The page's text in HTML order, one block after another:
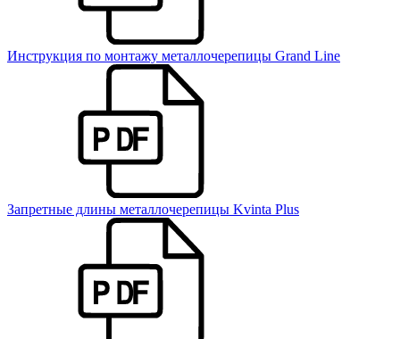
Инструкция по монтажу металлочерепицы Grand Line
Запретные длины металлочерепицы Kvinta Plus